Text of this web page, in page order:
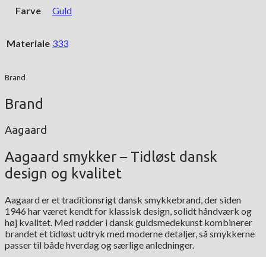
Farve Guld
Materiale 333
Brand
Brand
Aagaard
Aagaard smykker – Tidløst dansk
design og kvalitet
Aagaard er et traditionsrigt dansk smykkebrand, der siden
1946 har været kendt for klassisk design, solidt håndværk og
høj kvalitet. Med rødder i dansk guldsmedekunst kombinerer
brandet et tidløst udtryk med moderne detaljer, så smykkerne
passer til både hverdag og særlige anledninger.